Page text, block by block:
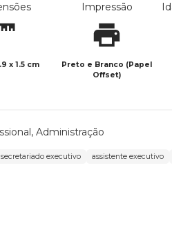
x 1.5 cm
Impressão
Preto e Branco (Papel
Offset)
, Administração
secretariado executivo assistente executivo